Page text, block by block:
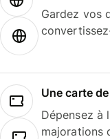
Gardez vos
Une carte
Dépensez à
majorations